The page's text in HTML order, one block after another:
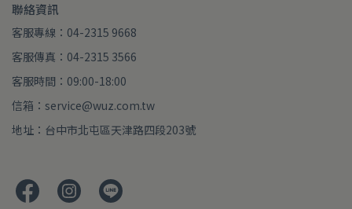
聯絡資訊
客服專線：04-2315 9668
客服傳真：04-2315 3566
客服時間：09:00-18:00
信箱：service@wuz.com.tw
地址：台中市北屯區天津路四段203號